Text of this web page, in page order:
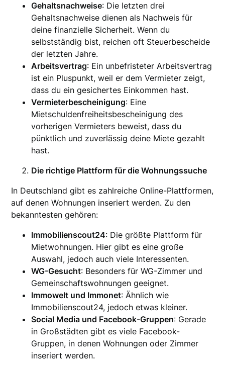
Gehaltsnachweise: Die letzten drei
Gehaltsnachweise dienen als Nachweis für
deine finanzielle Sicherheit. Wenn du
selbstständig bist, reichen oft Steuerbescheide
der letzten Jahre.
Arbeitsvertrag: Ein unbefristeter Arbeitsvertrag
ist ein Pluspunkt, weil er dem Vermieter zeigt,
dass du ein gesichertes Einkommen hast.
Vermieterbescheinigung: Eine
Mietschuldenfreiheitsbescheinigung des
vorherigen Vermieters beweist, dass du
pünktlich und zuverlässig deine Miete gezahlt
hast.
Die richtige Plattform für die Wohnungssuche
In Deutschland gibt es zahlreiche Online-Plattformen,
auf denen Wohnungen inseriert werden. Zu den
bekanntesten gehören:
Immobilienscout24: Die größte Plattform für
Mietwohnungen. Hier gibt es eine große
Auswahl, jedoch auch viele Interessenten.
WG-Gesucht: Besonders für WG-Zimmer und
Gemeinschaftswohnungen geeignet.
Immowelt und Immonet: Ähnlich wie
Immobilienscout24, jedoch etwas kleiner.
Social Media und Facebook-Gruppen: Gerade
in Großstädten gibt es viele Facebook-
Gruppen, in denen Wohnungen oder Zimmer
inseriert werden.